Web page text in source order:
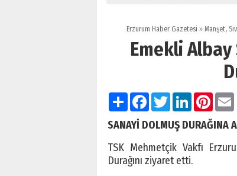
Erzurum Haber Gazetesi » Manşet,
Emekli Albay
PaylaşFacebook
TwitterLinkedIn
SANAYİ DOLMUŞ DURAĞINA
TSK Mehmetçik Vakfı
Durağını ziyaret etti.